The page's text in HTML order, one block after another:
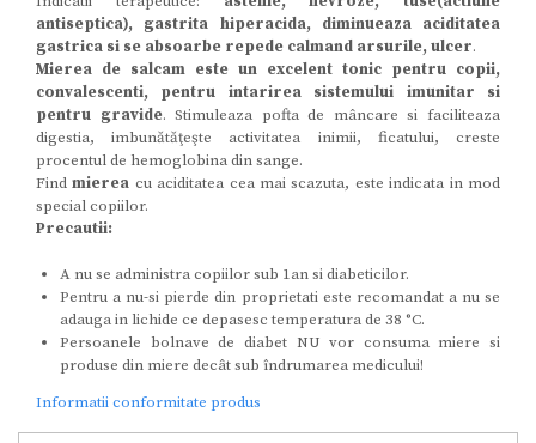
antiseptica), gastrita hiperacida, diminueaza aciditatea
gastrica si se absoarbe repede calmand arsurile, ulcer.
Mierea de salcam este un excelent tonic pentru copii,
convalescenti, pentru intarirea sistemului imunitar si
pentru gravide. Stimuleaza pofta de mâncare si faciliteaza
digestia, imbunătăţeşte activitatea inimii, ficatului, creste
procentul de hemoglobina din sange.
Findmierea cu aciditatea cea mai scazuta, este indicata in mod
special copiilor.
Precautii:
A nu se administra copiilor sub 1an si diabeticilor.
Pentru a nu-si pierde din proprietati este recomandat a nu se
adauga in lichide ce depasesc temperatura de 38 °C.
Persoanele bolnave de diabet NU vor consuma miere si
produse din miere decât sub îndrumarea medicului!
Informatii conformitate produs